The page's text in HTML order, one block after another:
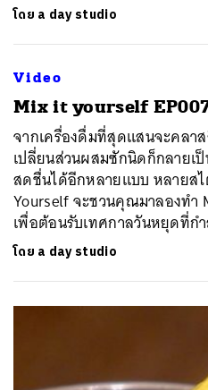
โดย a day studio
Video
Mix it yourself
จากเครื่องดื่มที่สุดแสนจะคลา
เปลี่ยนส่วนผสมซักนิดก็กลายเ
สดชื่นได้อีกหลายแบบ หลายส
Yourself จะชวนคุณมาลองทำ
เพื่อต้อนรับเทศกาลวันหยุดที่ก
โดย a day studio